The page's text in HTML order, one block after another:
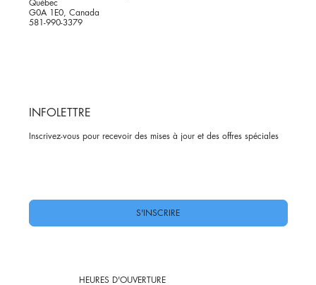
G0A 1E0, Canada
581-990-3379
INFOLETTRE
Inscrivez-vous pour recevoir des mises à jour et des offres spéciales
S'INSCRIRE
HEURES D'OUVERTURE